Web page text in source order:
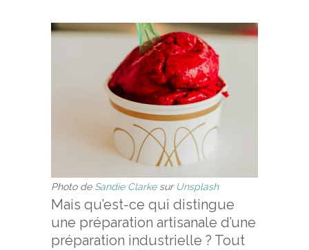
Photo de Sandie Clarkesur Unsplash
Mais qu’est-ce qui distingue
une préparation artisanale d’une
préparation industrielle ? Tout